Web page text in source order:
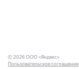
© 2026 ООО «Яндекс»
Пользовательское соглашение